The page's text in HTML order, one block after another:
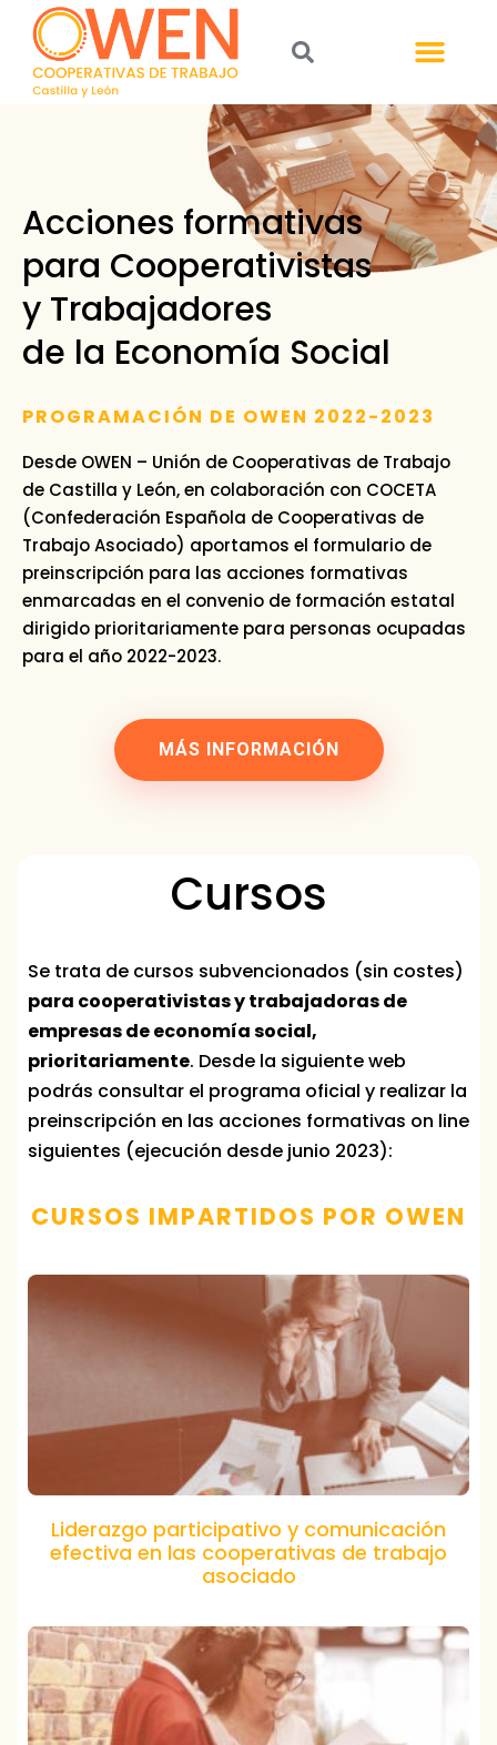
Acciones formativas
para Cooperativistas
y Trabajadores
de la Economía Social
PROGRAMACIÓN DE OWEN 2022-2023
Desde OWEN – Unión de Cooperativas de Trabajo
de Castilla y León, en colaboración con COCETA
(Confederación Española de Cooperativas de
Trabajo Asociado) aportamos el formulario de
preinscripción para las acciones formativas
enmarcadas en el convenio de formación estatal
dirigido prioritariamente para personas ocupadas
para el año 2022-2023.
MÁS INFORMACIÓN
Cursos
Se trata de cursos subvencionados (sin costes)
para cooperativistas y trabajadoras de
empresas de economía social,
prioritariamente. Desde la siguiente web
podrás consultar el programa oficial y realizar la
preinscripción en las acciones formativas on line
siguientes (ejecución desde junio 2023):
CURSOS IMPARTIDOS POR OWEN
Liderazgo participativo y comunicación
efectiva en las cooperativas de trabajo
asociado